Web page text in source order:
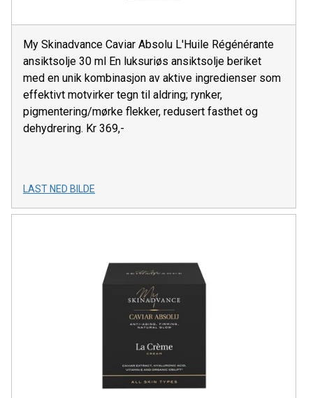
My Skinadvance Caviar Absolu L'Huile Régénérante
ansiktsolje 30 ml En luksuriøs ansiktsolje beriket
med en unik kombinasjon av aktive ingredienser som
effektivt motvirker tegn til aldring; rynker,
pigmentering/mørke flekker, redusert fasthet og
dehydrering. Kr 369,-
LAST NED BILDE